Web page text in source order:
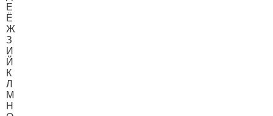
Е
Ё
Ж
З
И
Й
К
Л
М
Н